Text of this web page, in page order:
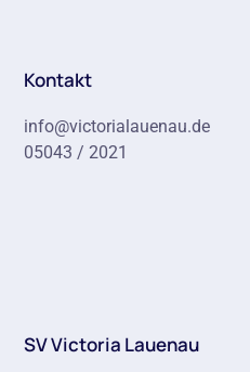
Kontakt
info@victorialauenau.de
05043 / 2021
SV Victoria Lauenau